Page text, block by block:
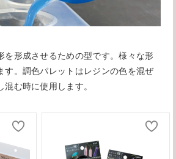
を形成させるための型です。様々な形
す。調色パレットはレジンの色を混ぜ
む時に使用します。